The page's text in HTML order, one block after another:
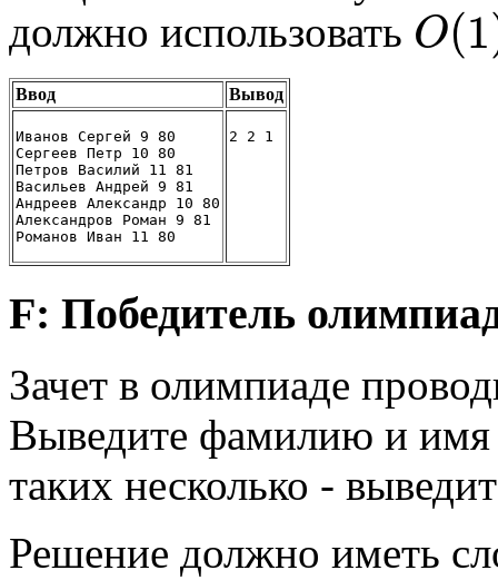
должно использовать O(1
Ввод Вывод
Иванов Сергей 9 80
Сергеев Петр 10 80
Петров Василий 11 81
Васильев Андрей 9 81
Андреев Александр 10 80
Александров Роман 9 81
Романов Иван 11 80
2 2 1
F: Победитель
Зачет в олимпиаде
Выведите фамилию и имя
таких несколько -
Решение должно иметь